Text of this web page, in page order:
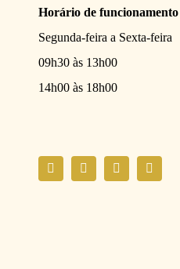
Horário de funcionamento
Segunda-feira a Sexta-feira
09h30 às 13h00
14h00 às 18h00